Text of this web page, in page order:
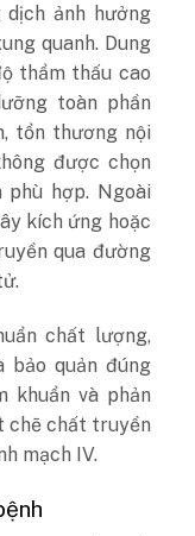
ảnh hưởng
quanh. Dung
thẩm thấu cao
toàn phần
tổn thương nội
được chọn
hợp. Ngoài
kích ứng hoặc
qua đường
chất lượng,
quản đúng
khuẩn và phản
chẽ chất truyền
mạch IV.